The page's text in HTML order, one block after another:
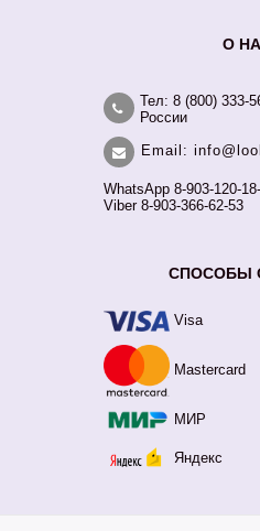
О
Тел: 8 (800) 333-
России
Email:
WhatsApp 8-903-120-
Viber 8-903-366-62-53
СПОСОБЫ
Visa
Mastercard
МИР
Яндекс